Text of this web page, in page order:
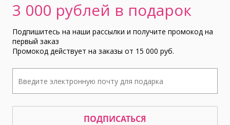
3 000 рублей в подарок
Подпишитесь на наши рассылки и получите промокод на
первый заказ
Промокод действует на заказы от 15 000 руб.
ПОДПИСАТЬСЯ